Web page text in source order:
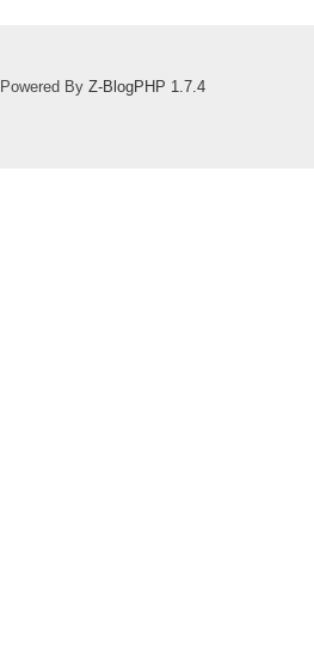
Powered By Z-BlogPHP 1.7.4